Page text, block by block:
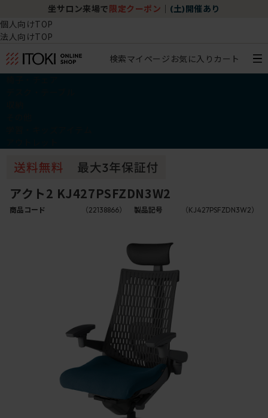
坐サロン来場で 限定クーポン (土)開催あり
個人向けTOP
法人向けTOP
検索マイページ お気に入り カート
アクト2 KJ427PSFZDN3W2
商品コード （22138866） 製品記号 （KJ427PSFZDN3W2）